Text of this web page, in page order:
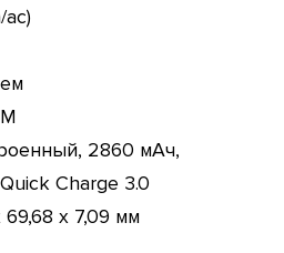
ac)
2860 мАч,
Charge 3.0
x 7,09 мм